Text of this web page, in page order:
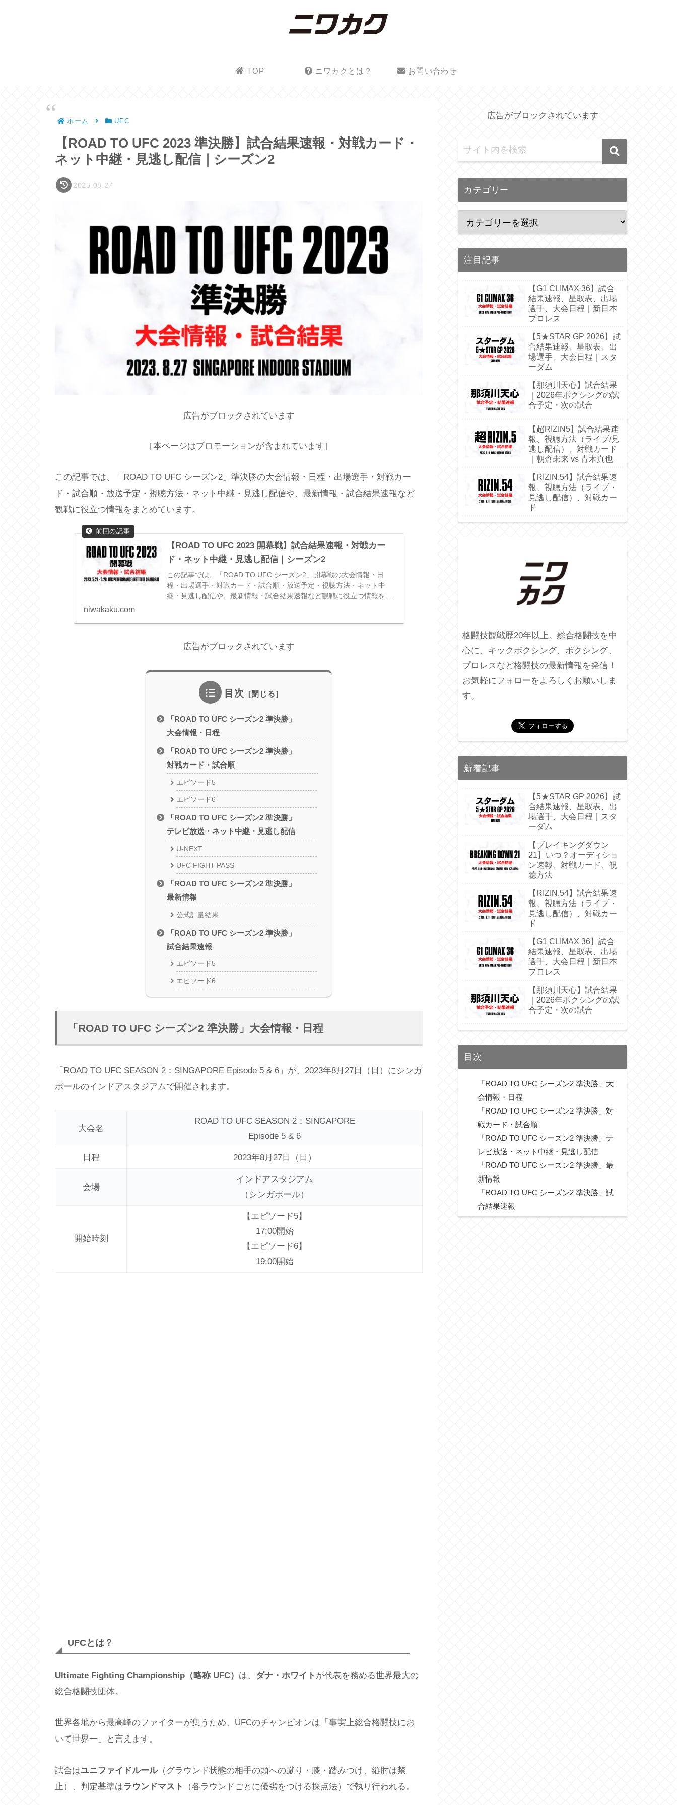
TOP ニワカクとは？ お問い合わせ
ホーム UFC
【ROAD TO UFC 2023 準決勝】試合結果速報・対戦カード・
ネット中継・見逃し配信｜シーズン2
2023.08.27
広告がブロックされています
［本ページはプロモーションが含まれています］
この記事では、「ROAD TO UFC シーズン2」準決勝の大会情報・日程・出場選手・対戦カー
ド・試合順・放送予定・視聴方法・ネット中継・見逃し配信や、最新情報・試合結果速報など
観戦に役立つ情報をまとめています。
【ROAD TO UFC 2023 開幕戦】試合結果速報・対戦カー
ド・ネット中継・見逃し配信｜シーズン2
この記事では、「ROAD TO UFC シーズン2」開幕戦の大会情報・日
程・出場選手・対戦カード・試合順・放送予定・視聴方法・ネット中
継・見逃し配信や、最新情報・試合結果速報など観戦に役立つ情報をま
niwakaku.com
広告がブロックされています
目次
「ROAD TO UFC シーズン2 準決勝」
大会情報・日程
「ROAD TO UFC シーズン2 準決勝」
対戦カード・試合順
エピソード5
エピソード6
「ROAD TO UFC シーズン2 準決勝」
テレビ放送・ネット中継・見逃し配信
U-NEXT
UFC FIGHT PASS
「ROAD TO UFC シーズン2 準決勝」
最新情報
公式計量結果
「ROAD TO UFC シーズン2 準決勝」
試合結果速報
エピソード5
エピソード6
「ROAD TO UFC シーズン2 準決勝」大会情報・日程
「ROAD TO UFC SEASON 2：SINGAPORE Episode 5 & 6」が、2023年8月27日（日）にシンガ
ポールのインドアスタジアムで開催されます。
大会名
ROAD TO UFC SEASON 2：SINGAPORE
Episode 5 & 6
日程 2023年8月27日（日）
会場
インドアスタジアム
（シンガポール）
開始時刻
【エピソード5】
17:00開始
【エピソード6】
19:00開始
UFCとは？
Ultimate Fighting Championship（略称 UFC） は、 ダナ・ホワイト が代表を務める世界最大の
総合格闘技団体。
世界各地から最高峰のファイターが集うため、UFCのチャンピオンは「事実上総合格闘技にお
いて世界一」と言えます。
試合はユニファイドルール（グラウンド状態の相手の頭への蹴り・膝・踏みつけ、縦肘は禁
止）、判定基準はラウンドマスト （各ラウンドごとに優劣をつける採点法）で執り行われる。
広告がブロックされています
カテゴリー
注目記事
【G1 CLIMAX 36】試合
結果速報、星取表、出場
選手、大会日程｜新日本
プロレス
【5★STAR GP 2026】試
合結果速報、星取表、出
場選手、大会日程｜スタ
ーダム
【那須川天心】試合結果
｜2026年ボクシングの試
合予定・次の試合
【超RIZIN5】試合結果速
報、視聴方法（ライブ/見
逃し配信）、対戦カード
｜朝倉未来 vs 青木真也
【RIZIN.54】試合結果速
報、視聴方法（ライブ・
見逃し配信）、対戦カー
ド
格闘技観戦歴20年以上。総合格闘技を中
心に、キックボクシング、ボクシング、
プロレスなど格闘技の最新情報を発信！
お気軽にフォローをよろしくお願いしま
す。
新着記事
【5★STAR GP 2026】試
合結果速報、星取表、出
場選手、大会日程｜スタ
ーダム
【ブレイキングダウン
21】いつ？オーディショ
ン速報、対戦カード、視
聴方法
【RIZIN.54】試合結果速
報、視聴方法（ライブ・
見逃し配信）、対戦カー
ド
【G1 CLIMAX 36】試合
結果速報、星取表、出場
選手、大会日程｜新日本
プロレス
【那須川天心】試合結果
｜2026年ボクシングの試
合予定・次の試合
目次
「ROAD TO UFC シーズン2 準決勝」大
会情報・日程
「ROAD TO UFC シーズン2 準決勝」対
戦カード・試合順
「ROAD TO UFC シーズン2 準決勝」テ
レビ放送・ネット中継・見逃し配信
「ROAD TO UFC シーズン2 準決勝」最
新情報
「ROAD TO UFC シーズン2 準決勝」試
合結果速報